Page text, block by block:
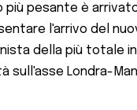
pesante è
l'arrivo del
della più totale
sull'asse Londra-